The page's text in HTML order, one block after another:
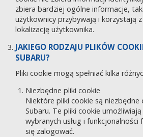
zbiera bardziej ogólne informacje,
użytkownicy przybywają i korzystają
lokalizację użytkownika.
JAKIEGO RODZAJU PLIKÓW
SUBARU?
Pliki cookie mogą spełniać kilka
Niezbędne pliki cookie
Niektóre pliki cookie są niezbędne
Subaru. Te pliki cookie
wybranych usług i funkcjonalności
się zalogować.